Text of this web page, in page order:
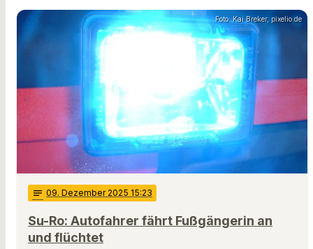
Foto: Kai Breker, pixelio.de
notes 09. Dezember 2025 15:23
Su-Ro: Autofahrer fährt Fußgängerin an
und flüchtet